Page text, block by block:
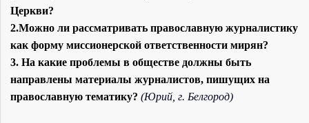
Церкви?
2.Можно ли рассматривать православную журналистику
как форму миссионерской ответственности мирян?
3. На какие проблемы в обществе должны быть
направлены материалы журналистов, пишущих на
православную тематику? (Юрий, г. Белгород)